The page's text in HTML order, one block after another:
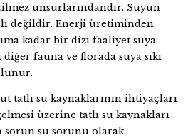
unsurlarındandır. Suyun
değildir. Enerji üretiminden,
kadar bir dizi faaliyet suya
diğer fauna ve florada suya sıkı
tatlı su kaynaklarının ihtiyaçları
üzerine tatlı su kaynakları
sorun su sorunu olarak